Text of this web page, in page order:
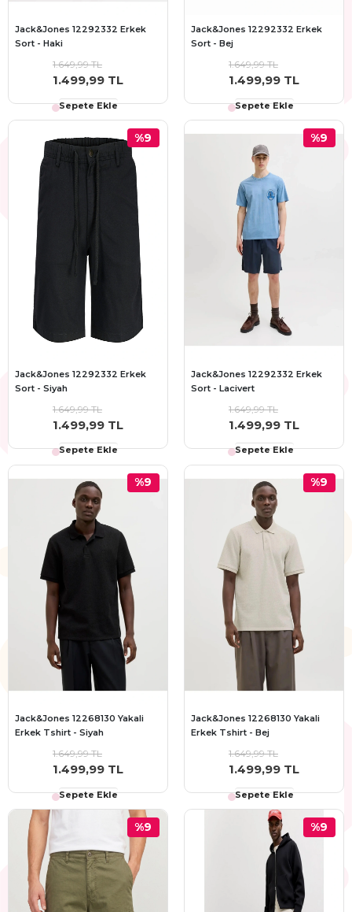
Jack&Jones 12292332 Erkek
Sort - Haki
1.649,99 TL
1.499,99 TL
Sepete Ekle
Jack&Jones 12292332 Erkek
Sort - Bej
1.649,99 TL
1.499,99 TL
Sepete Ekle
%9
Jack&Jones 12292332 Erkek
Sort - Siyah
1.649,99 TL
1.499,99 TL
Sepete Ekle
%9
Jack&Jones 12292332 Erkek
Sort - Lacivert
1.649,99 TL
1.499,99 TL
Sepete Ekle
%9
Jack&Jones 12268130 Yakali
Erkek Tshirt - Siyah
1.649,99 TL
1.499,99 TL
Sepete Ekle
%9
Jack&Jones 12268130 Yakali
Erkek Tshirt - Bej
1.649,99 TL
1.499,99 TL
Sepete Ekle
%9 %9